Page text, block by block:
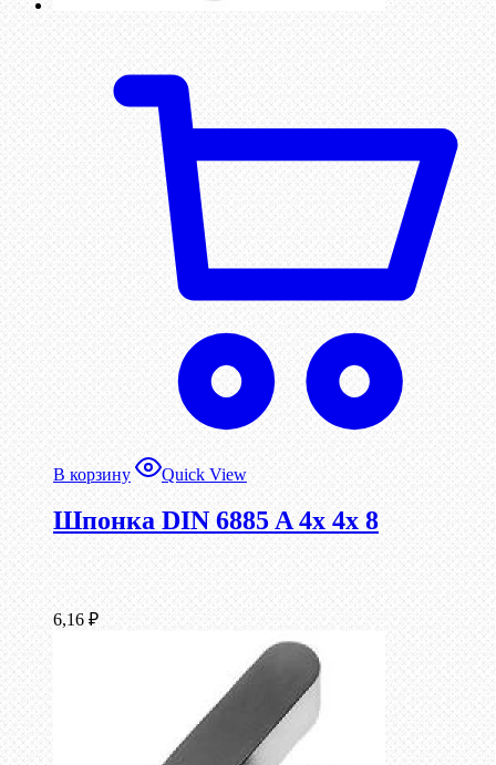
В корзину Quick View
Шпонка DIN 6885 A 4x 4x 8
6,16 ₽